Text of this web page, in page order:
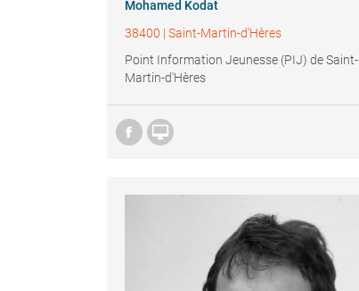
Mohamed Kodat
38400 | Saint-Martin-d'Hères
Point Information Jeunesse (PIJ) de Saint-
Martin-d'Hères
